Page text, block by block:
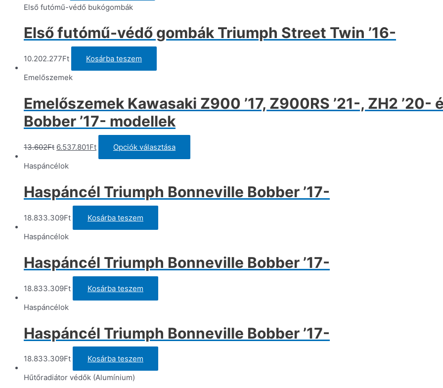
Első futómű-védő bukógombák
Első futómű-védő gombák Triumph Street Twin ’16-
10.202.277Ft Kosárba teszem
Emelőszemek
Emelőszemek Kawasaki Z900 ’17, Z900RS ’21-, ZH2
Bobber ’17- modellek
13.602Ft Original
was:
6.537.801FtCurrent
price
Opciók választása
a
van.
A
Haspáncélok
Haspáncél Triumph Bonneville Bobber ’17-
18.833.309Ft
Kosárba teszem
Haspáncélok
Haspáncél Triumph Bonneville Bobber ’17-
18.833.309Ft
Kosárba teszem
Haspáncélok
Haspáncél Triumph Bonneville Bobber ’17-
18.833.309Ft Kosárba teszem
Hűtőradiátor védők (Alumínium)